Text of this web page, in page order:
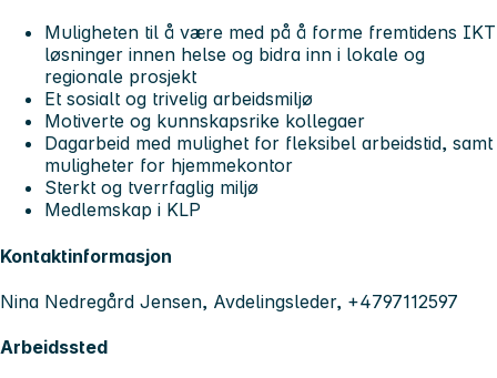
Muligheten til å være med på å forme fremtidens IKT
løsninger innen helse og bidra inn i lokale og
regionale prosjekt
Et sosialt og trivelig arbeidsmiljø
Motiverte og kunnskapsrike kollegaer
Dagarbeid med mulighet for fleksibel arbeidstid, samt
muligheter for hjemmekontor
Sterkt og tverrfaglig miljø
Medlemskap i KLP
Kontaktinformasjon
Nina Nedregård Jensen, Avdelingsleder, +4797112597
Arbeidssted